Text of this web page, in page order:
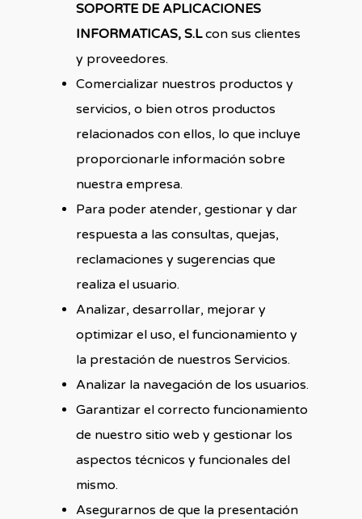
SOPORTE DE APLICACIONES
INFORMATICAS, S.Lcon sus clientes
y proveedores.
Comercializar nuestros productos y
servicios, o bien otros productos
relacionados con ellos, lo que incluye
proporcionarle información sobre
nuestra empresa.
Para poder atender, gestionar y dar
respuesta a las consultas, quejas,
reclamaciones y sugerencias que
realiza el usuario.
Analizar, desarrollar, mejorar y
optimizar el uso, el funcionamiento y
la prestación de nuestros Servicios.
Analizar la navegación de los usuarios.
Garantizar el correcto funcionamiento
de nuestro sitio web y gestionar los
aspectos técnicos y funcionales del
mismo.
Asegurarnos de que la presentación